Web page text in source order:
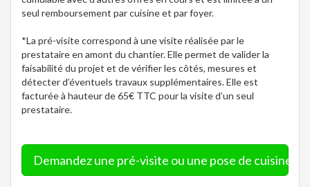
seul remboursement par cuisine et par foyer.
*La pré-visite correspond à une visite réalisée par le
prestataire en amont du chantier. Elle permet de valider la
faisabilité du projet et de vérifier les côtés, mesures et
détecter d’éventuels travaux supplémentaires. Elle est
facturée à hauteur de 65€ TTC pour la visite d’un seul
prestataire.
Demandez une pré-visite ou une pose de cuisine